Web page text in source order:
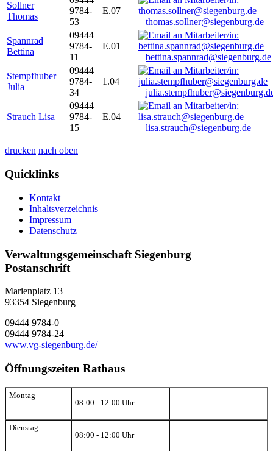
Sollner
Thomas
9784-
53
E.07
thomas.sollner@siegenburg.de
Spannrad
Bettina
09444
9784-
11
E.01
bettina.spannrad@siegenburg.de
Stempfhuber
Julia
09444
9784-
34
1.04
Strauch Lisa
09444
9784-
15
E.04
lisa.strauch@siegenburg.de
drucken nach oben
Quicklinks
Kontakt
Inhaltsverzeichnis
Impressum
Datenschutz
Verwaltungsgemeinschaft Siegenburg
Postanschrift
Marienplatz 13
93354 Siegenburg
09444 9784-0
09444 9784-24
www.vg-siegenburg.de/
Öffnungszeiten Rathaus
Montag
08:00 - 12:00 Uhr
Dienstag
08:00 - 12:00 Uhr